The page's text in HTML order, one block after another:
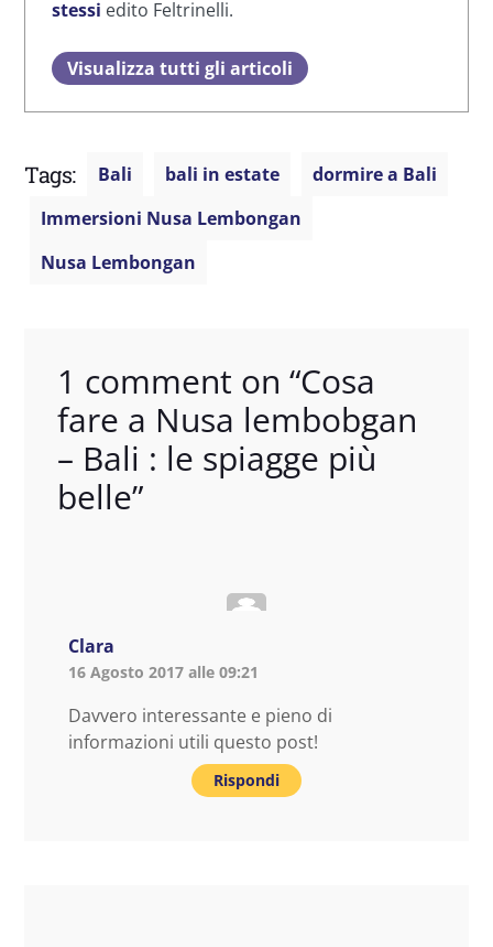
stessi edito Feltrinelli.
Visualizza tutti gli articoli
Tags: Bali bali in estate
dormire a Bali
Immersioni Nusa Lembongan
Nusa Lembongan
1 comment on “Cosa
fare a Nusa lembobgan
– Bali : le spiagge più
belle”
Clara
16 Agosto 2017 alle 09:21
Davvero interessante e pieno di
informazioni utili questo post!
Rispondi